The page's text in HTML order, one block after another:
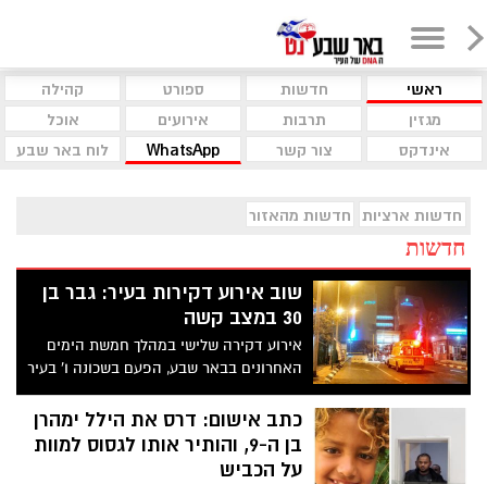
ראשי חדשות ספורט
קהילה
מגזין
תרבות אירועים
אוכל
אינדקס
צור קשר WhatsApp לוח באר שבע
חדשות ארציות חדשות מהאזור
חדשות
שוב אירוע דקירות בעיר: גבר בן
30 במצב קשה
אירוע דקירה שלישי במהלך חמשת הימים
האחרונים בבאר שבע, הפעם בשכונה ו' בעיר
כתב אישום: דרס את הילל ימהרן
בן ה-9, והותיר אותו לגסוס למוות
על הכביש